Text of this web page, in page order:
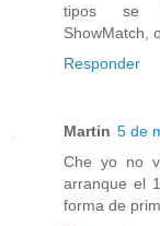
tipos se
ShowMatch,
Responder
Martin 5 de
Che yo no
arranque el
forma de